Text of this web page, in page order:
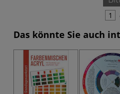
Das könnte Sie auch